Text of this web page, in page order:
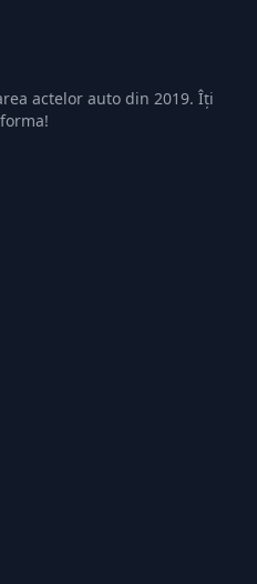
actelor auto din 2019. Îți